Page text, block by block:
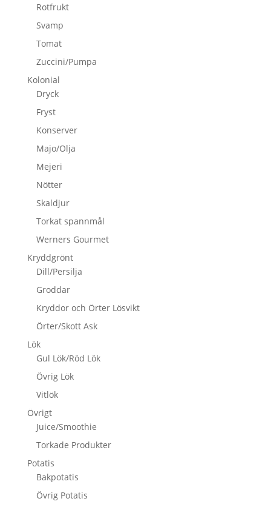
Rotfrukt
Svamp
Tomat
Zuccini/Pumpa
Kolonial
Dryck
Fryst
Konserver
Majo/Olja
Mejeri
Nötter
Skaldjur
Torkat spannmål
Werners Gourmet
Kryddgrönt
Dill/Persilja
Groddar
Kryddor och Örter Lösvikt
Örter/Skott Ask
Lök
Gul Lök/Röd Lök
Övrig Lök
Vitlök
Övrigt
Juice/Smoothie
Torkade Produkter
Potatis
Bakpotatis
Övrig Potatis